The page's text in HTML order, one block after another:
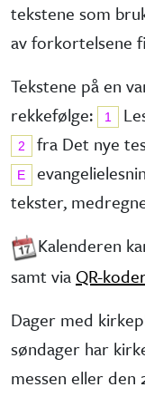
tekstene som
av forkortelsene
Tekstene på en
rekkefølge:
1
2 fra Det nye
E
tekster,
Kalenderen
samt via QR-koder
Dager med
søndager har
messen eller den